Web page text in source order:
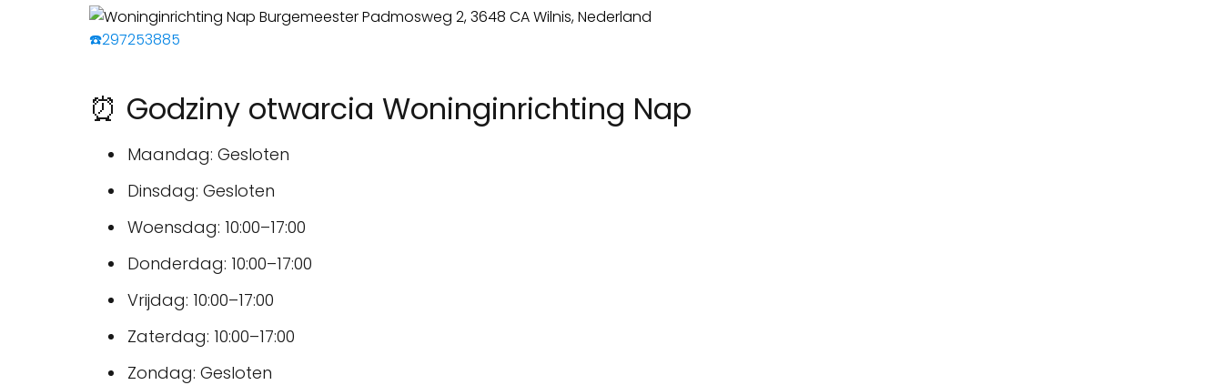
☎️297253885
⏰ Godziny otwarcia Woninginrichting Nap
Maandag: Gesloten
Dinsdag: Gesloten
Woensdag: 10:00–17:00
Donderdag: 10:00–17:00
Vrijdag: 10:00–17:00
Zaterdag: 10:00–17:00
Zondag: Gesloten